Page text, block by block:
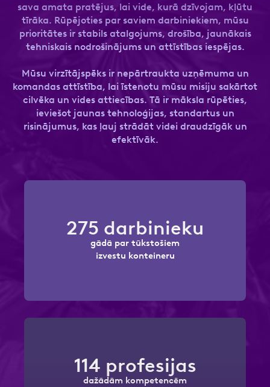
sava amata pratējus, lai vide, kurā dzīvojam, kļūtu
tīrāka. Rūpējoties par saviem darbiniekiem, mūsu
prioritātes ir stabils atalgojums, drošība, jaunākais
tehniskais nodrošinājums un attīstības iespējas.
Mūsu virzītājspēks ir nepārtraukta uzņēmuma un
komandas attīstība, lai īstenotu mūsu misiju sakārtot
cilvēka un vides attiecības. Tā ir māksla rūpēties,
ieviešot jaunas tehnoloģijas, standartus un
risinājumus, kas ļauj strādāt videi draudzīgāk un
efektīvāk.
275 darbinieku
gādā par tūkstošiem
izvestu konteineru
114 profesijas
dažādām kompetencēm
E-pasts
Kontakttālrunis
Pievienot CV vai citu dokumentu
apstrādei.Vairāk.
Kontakttālrunis
Atzīmējiet, ka piekrītat personas datu
apstrādei. Vairāk